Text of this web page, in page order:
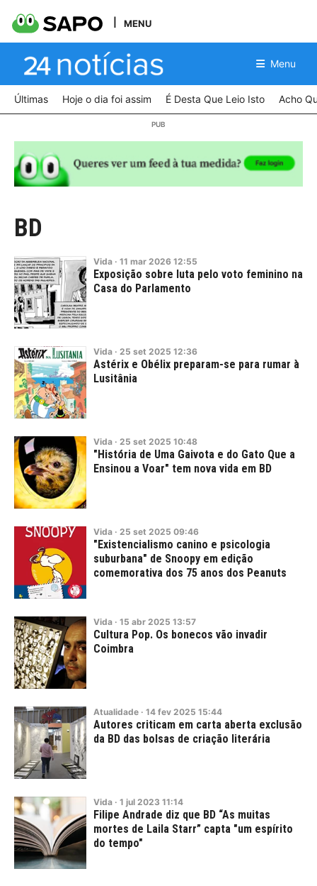
MENU
Menu
Últimas Hoje o dia foi assim É Desta Que Leio Isto Acho
BD
Vida · 11 mar 2026 12:55
Exposição sobre luta pelo voto feminino na
Casa do Parlamento
Vida · 25 set 2025 12:36
Astérix e Obélix preparam-se para rumar à
Lusitânia
Vida · 25 set 2025 10:48
"História de Uma Gaivota e do Gato Que a
Ensinou a Voar" tem nova vida em BD
Vida · 25 set 2025 09:46
"Existencialismo canino e psicologia
suburbana" de Snoopy em edição
comemorativa dos 75 anos dos Peanuts
Vida · 15 abr 2025 13:57
Cultura Pop. Os bonecos vão invadir
Coimbra
Atualidade · 14 fev 2025 15:44
Autores criticam em carta aberta exclusão
da BD das bolsas de criação literária
Vida · 1 jul 2023 11:14
Filipe Andrade diz que BD “As muitas
mortes de Laila Starr” capta "um espírito
do tempo"